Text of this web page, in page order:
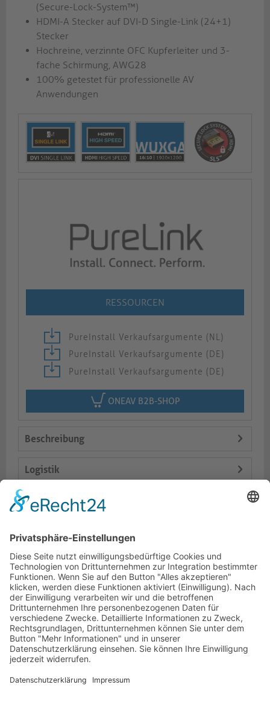
(Secure-Lock-System™)
HDMI-A Stecker auf DVI-D Single-Link (24+1)
Stecker
Hochreine, verzinnte OFC Kupferleiter und 3-
fache Schirmung, AWG28
100% getestet für professionelle AV
Anwendungen
RESSOURCEN
PureInstall Verkaufsargumente (NL)
PureInstall Verkaufsargumente (DE)
PureInstall Verkaufsargumente (DE)
ONEAV B2B-SHOP
Beschreibung
Logistik
Spezifikationen
Dokumente
HOTLINE
PURELINK.DE